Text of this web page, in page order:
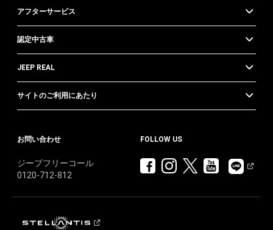
アフターサービス
認定中古車
JEEP REAL
サイトのご利用にあたり
お問い合わせ
ジープフリーコール
0120-712-812
FOLLOW US